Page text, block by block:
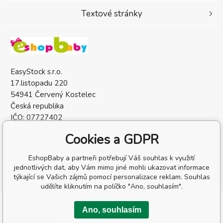
EasyStock s.r.o.
17.listopadu 220
54941 Červený Kostelec
Česká republika
IČO: 07727402
Textové stránky
Copyright © 2026 EasyStock s.r.o.
Všechna práva vyhrazena.
Cookies a GDPR
EshopBaby a partneři potřebují Váš souhlas k využití
jednotlivých dat, aby Vám mimo jiné mohli ukazovat informace
týkající se Vašich zájmů pomocí personalizace reklam. Souhlas
udělíte kliknutím na políčko "Ano, souhlasím".
Ano, souhlasím